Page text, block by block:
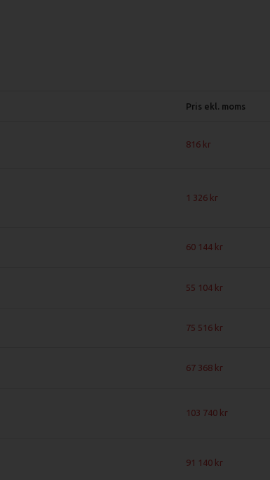
Pris ekl. moms
816
1 326
60 144
55 104
75 516
67 368
103 740
91 140